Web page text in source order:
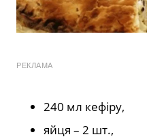
РЕКЛАМА
240 мл кефіру,
яйця – 2 шт.,